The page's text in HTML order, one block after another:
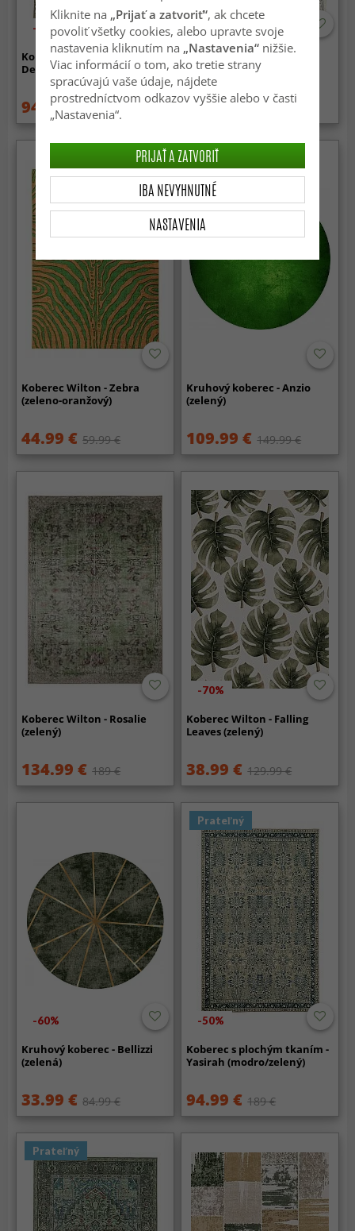
-50%
Koberec s plochým tkaním -
Delvar (zelený)
94.99 € 189 €
Koberec Wilton - Arabella
(zelený)
134.99 €
Koberec Wilton - Zebra
(zeleno-oranžový)
44.99 € 59.99 €
Kruhový koberec - Anzio
(zelený)
109.99 € 149.99 €
Koberec Wilton - Rosalie
(zelený)
134.99 € 189 €
-70%
Koberec Wilton - Falling
Leaves (zelený)
38.99 € 129.99 €
-60%
Kruhový koberec - Bellizzi
(zelená)
33.99 € 84.99 €
Prateľný
-50%
Koberec s plochým tkaním -
Yasirah (modro/zelený)
94.99 € 189 €
Prateľný
Kliknite na „Prijať a zatvoriť“, ak chcete
povoliť všetky cookies, alebo upravte svoje
nastavenia kliknutím na „Nastavenia“nižšie.
Viac informácií o tom, ako tretie strany
spracúvajú vaše údaje, nájdete
prostredníctvom odkazov vyššie alebo v časti
„Nastavenia“.
NASTAVENIA
IBA NEVYHNUTNÉ
PRIJAŤ A ZATVORIŤ